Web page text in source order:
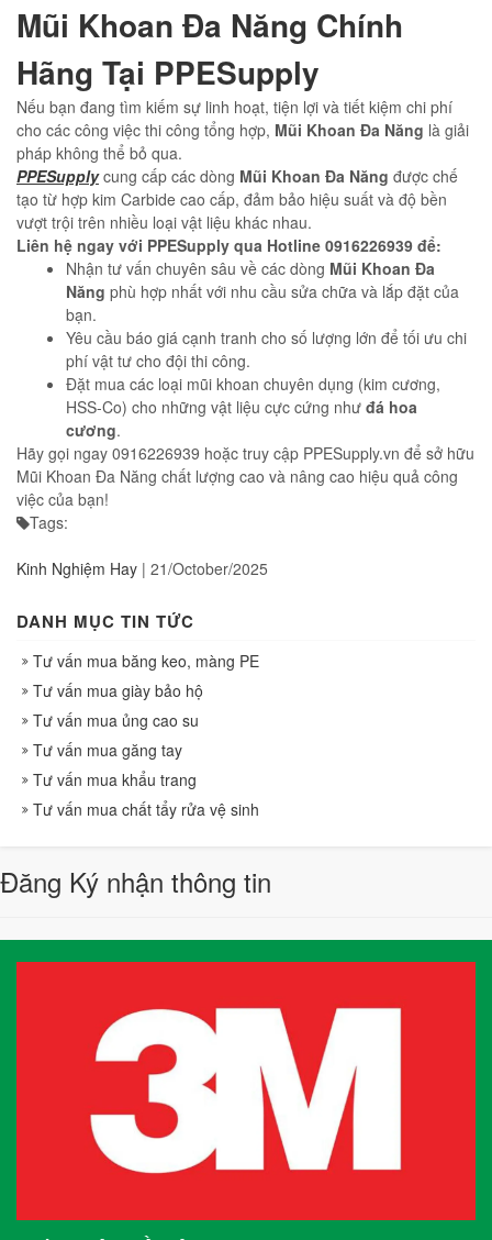
Mũi Khoan Đa Năng Chính
Hãng Tại PPESupply
Nếu bạn đang tìm kiếm sự linh hoạt, tiện lợi và tiết kiệm chi phí
cho các công việc thi công tổng hợp, Mũi Khoan Đa Năng là giải
pháp không thể bỏ qua.
PPESupplycung cấp các dòng Mũi Khoan Đa Năng được chế
tạo từ hợp kim Carbide cao cấp, đảm bảo hiệu suất và độ bền
vượt trội trên nhiều loại vật liệu khác nhau.
Liên hệ ngay với PPESupply qua Hotline 0916226939 để:
Nhận tư vấn chuyên sâu về các dòng Mũi Khoan Đa
Năng phù hợp nhất với nhu cầu sửa chữa và lắp đặt của
bạn.
Yêu cầu báo giá cạnh tranh cho số lượng lớn để tối ưu chi
phí vật tư cho đội thi công.
Đặt mua các loại mũi khoan chuyên dụng (kim cương,
HSS-Co) cho những vật liệu cực cứng như đá hoa
cương.
Hãy gọi ngay 0916226939 hoặc truy cập PPESupply.vn để sở hữu
Mũi Khoan Đa Năng chất lượng cao và nâng cao hiệu quả công
việc của bạn!
Tags:
Kinh Nghiệm Hay | 21/October/2025
DANH MỤC TIN TỨC
Tư vấn mua băng keo, màng PE
Tư vấn mua giày bảo hộ
Tư vấn mua ủng cao su
Tư vấn mua găng tay
Tư vấn mua khẩu trang
Tư vấn mua chất tẩy rửa vệ sinh
Đăng Ký nhận thông tin